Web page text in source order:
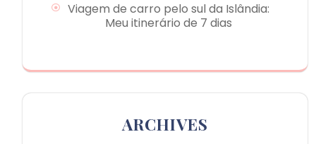
Viagem de carro pelo sul da Islândia:
Meu itinerário de 7 dias
ARCHIVES